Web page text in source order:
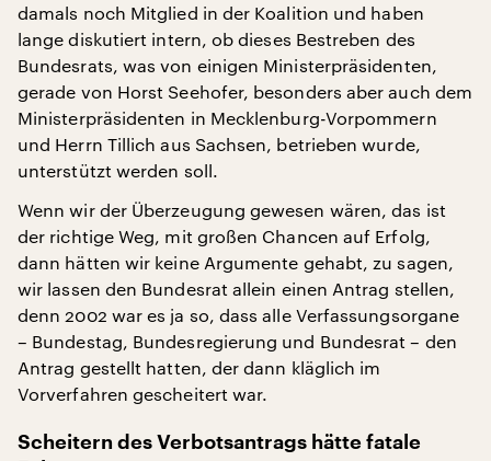
damals noch Mitglied in der Koalition und haben
lange diskutiert intern, ob dieses Bestreben des
Bundesrats, was von einigen Ministerpräsidenten,
gerade von Horst Seehofer, besonders aber auch dem
Ministerpräsidenten in Mecklenburg-Vorpommern
und Herrn Tillich aus Sachsen, betrieben wurde,
unterstützt werden soll.
Wenn wir der Überzeugung gewesen wären, das ist
der richtige Weg, mit großen Chancen auf Erfolg,
dann hätten wir keine Argumente gehabt, zu sagen,
wir lassen den Bundesrat allein einen Antrag stellen,
denn 2002 war es ja so, dass alle Verfassungsorgane
– Bundestag, Bundesregierung und Bundesrat – den
Antrag gestellt hatten, der dann kläglich im
Vorverfahren gescheitert war.
Scheitern des Verbotsantrags hätte fatale